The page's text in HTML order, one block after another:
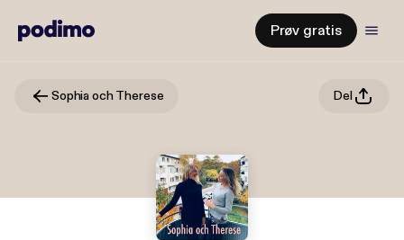
Prøv gratis
Sophia och Therese Del